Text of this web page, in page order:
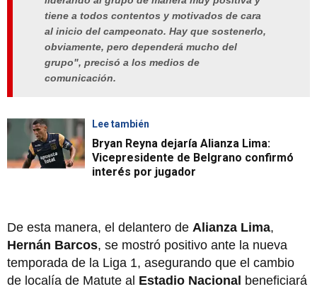
tiene a todos contentos y motivados de cara
al inicio del campeonato. Hay que sostenerlo,
obviamente, pero dependerá mucho del
grupo", precisó a los medios de
comunicación.
Lee también
Bryan Reyna dejaría Alianza Lima:
Vicepresidente de Belgrano confirmó
interés por jugador
De esta manera, el delantero de Alianza Lima,
Hernán Barcos, se mostró positivo ante la nueva
temporada de la Liga 1, asegurando que el cambio
de localía de Matute al Estadio Nacional beneficiará